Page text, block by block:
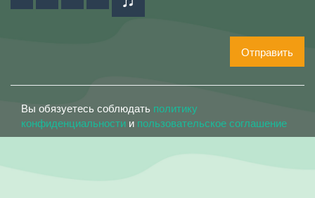
Отправить
Вы обязуетесь соблюдать политику
конфиденциальности и пользовательское соглашение